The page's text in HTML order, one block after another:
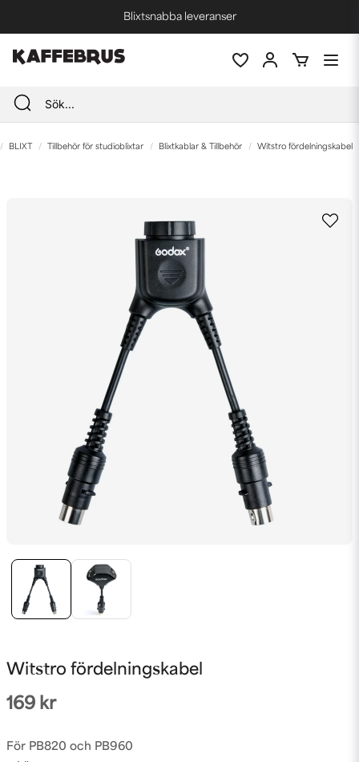
Blixtsnabba leveranser
Fri frakt vid köp över 1000 kr *
BLIXT Tillbehör för studioblixtar Blixtkablar & Tillbehör Witstro fördelningskabel
Witstro fördelningskabel
169 kr
För PB820 och PB960